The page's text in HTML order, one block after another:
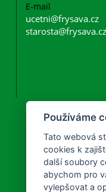
E-mail
ucetni@frysava.cz
starosta@frysava.cz
Používáme
Tato webová
cookies k
další soubory
abychom pro
vylepšovat a